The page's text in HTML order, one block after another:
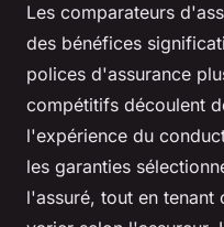
Les comparateurs
des bénéfices
polices d'assurance
compétitifs découlent
l'expérience du
les garanties
l'assuré, tout en